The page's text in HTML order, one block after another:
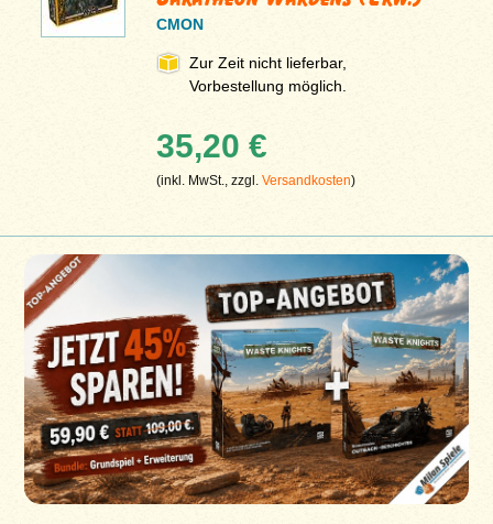
CMON
Zur Zeit nicht lieferbar,
Vorbestellung möglich.
35,20 €
(inkl. MwSt., zzgl.Versandkosten)